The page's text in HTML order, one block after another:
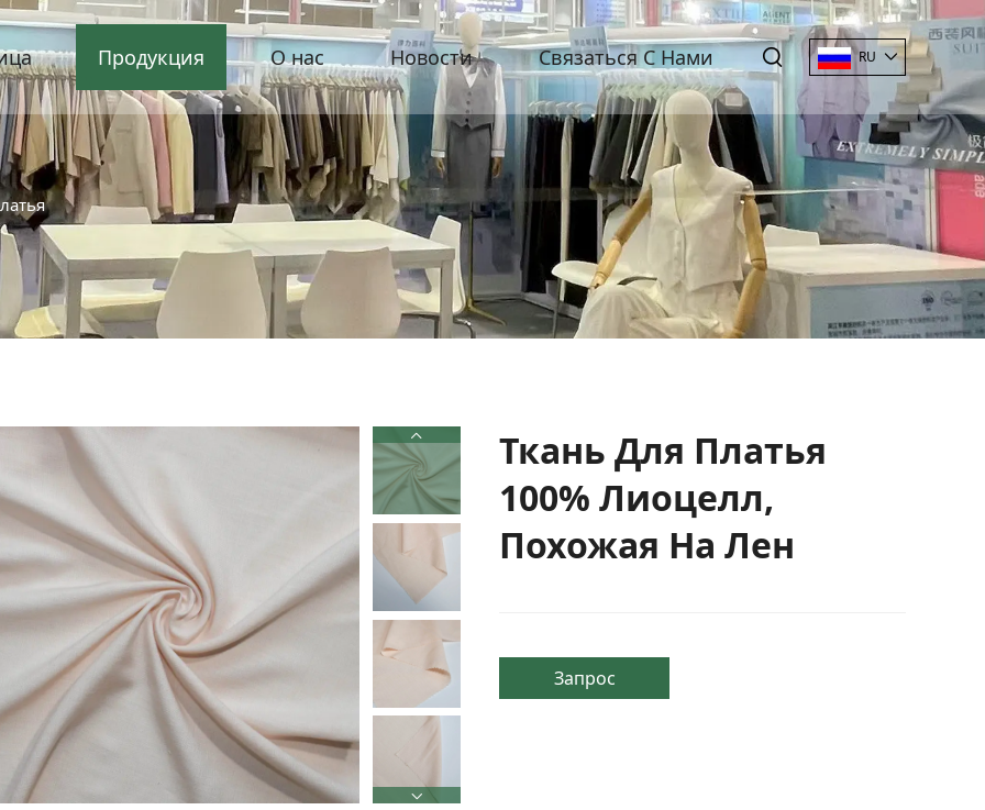
Продукция О нас Новости Связаться С Нами RU
Ткань Для Платья
100% Лиоцелл,
Похожая На Лен
Запрос